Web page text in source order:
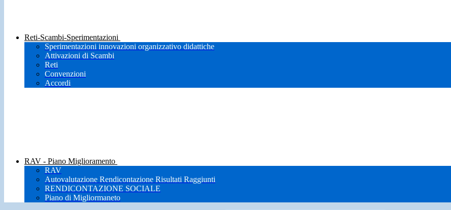
Reti-Scambi-Sperimentazioni
Sperimentazioni innovazioni organizzativo didattiche
Attivazioni di Scambi
Reti
Convenzioni
Accordi
RAV - Piano Miglioramento
RAV
Autovalutazione Rendicontazione Risultati Raggiunti
RENDICONTAZIONE SOCIALE
Piano di Migliormaneto